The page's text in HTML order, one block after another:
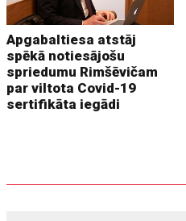
Apgabaltiesa atstāj
spēkā notiesājošu
spriedumu Rimšēvičam
par viltota Covid-19
sertifikāta iegādi